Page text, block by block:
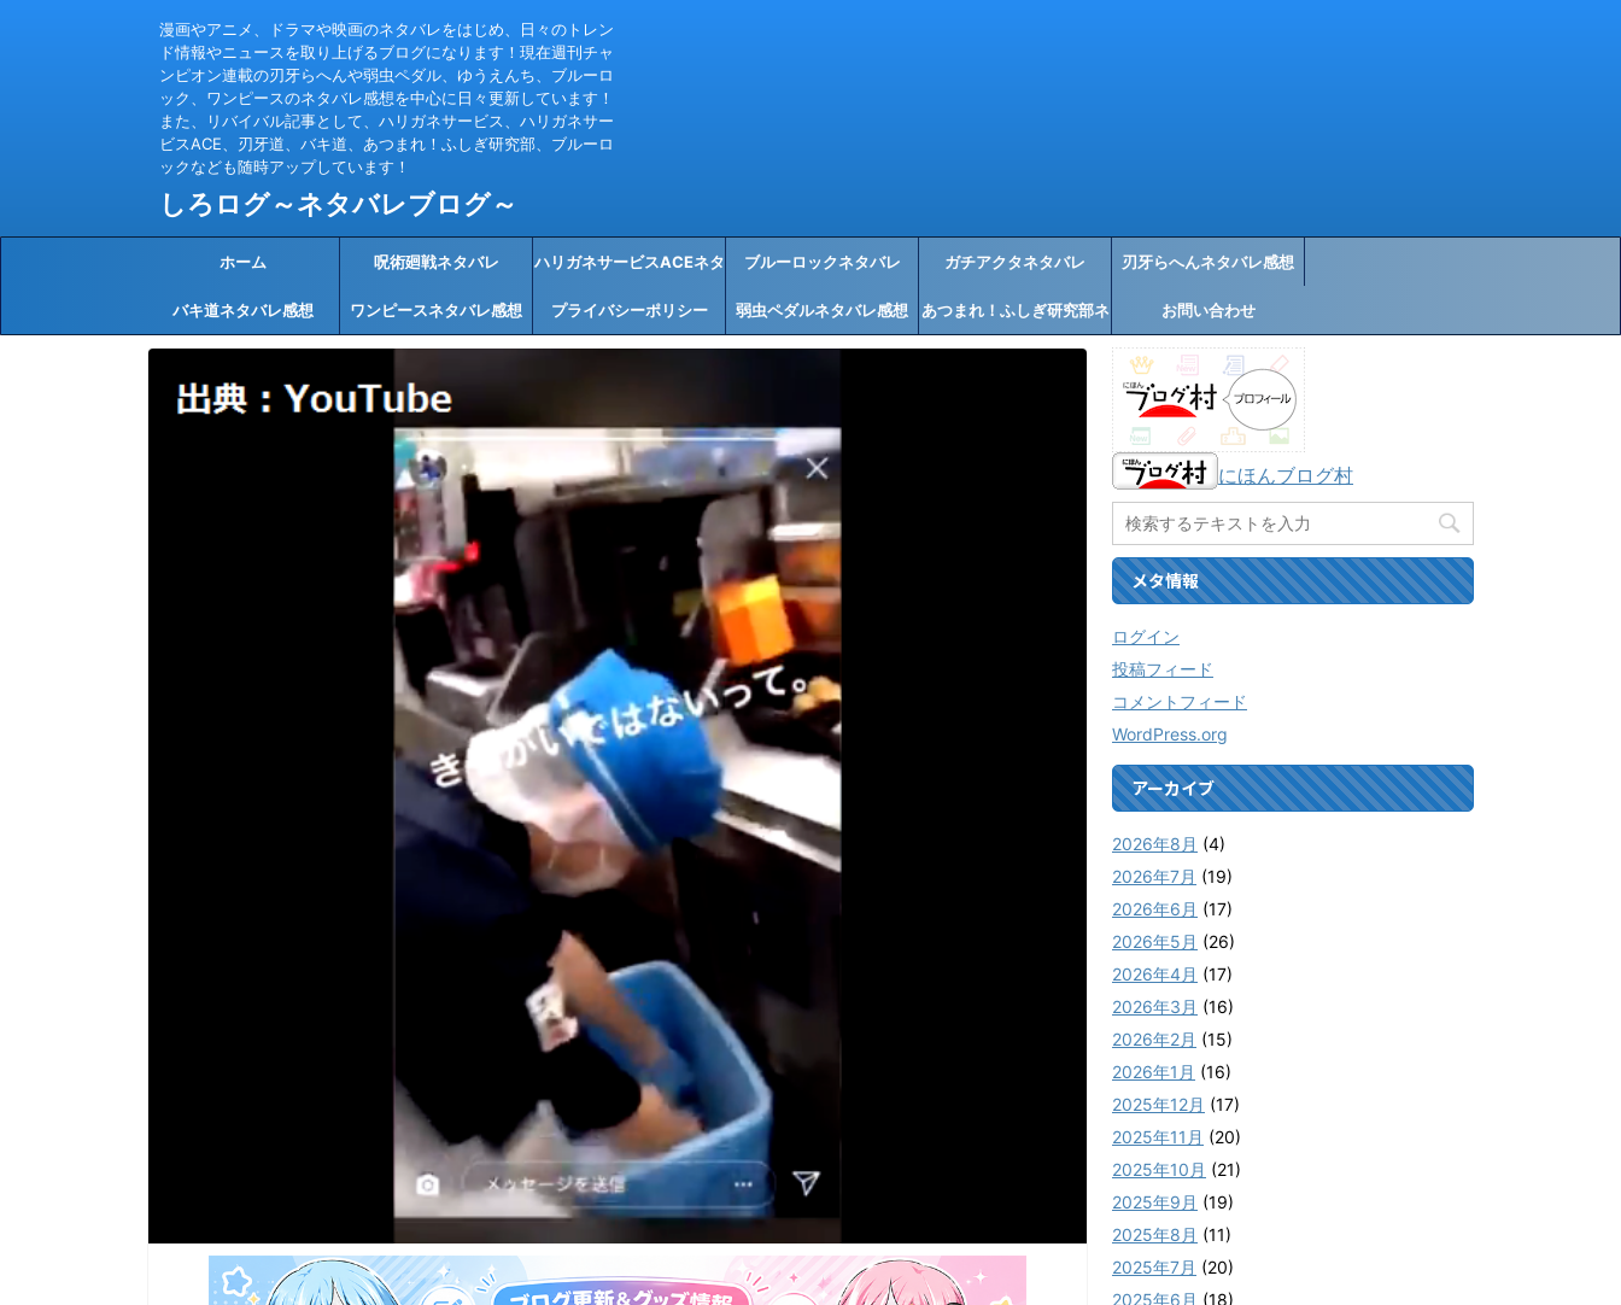
漫画やアニメ、ドラマや映画のネタバレをはじめ、日々のトレン
ド情報やニュースを取り上げるブログになります！現在週刊チャ
ンピオン連載の刃牙らへんや弱虫ペダル、ゆうえんち、ブルーロ
ック、ワンピースのネタバレ感想を中心に日々更新しています！
また、リバイバル記事として、ハリガネサービス、ハリガネサー
ビスACE、刃牙道、バキ道、あつまれ！ふしぎ研究部、ブルーロ
ックなども随時アップしています！
しろログ～ネタバレブログ～
ホーム 呪術廻戦ネタバレ ハリガネサービスACEネタ
バレ感想
ブルーロックネタバレ ガチアクタネタバレ 刃牙らへんネタバレ感想
バキ道ネタバレ感想 ワンピースネタバレ感想 プライバシーポリシー 弱虫ペダルネタバレ感想 あつまれ！ふしぎ研究部ネ お問い合わせ
にほんブログ村
メタ情報
ログイン
投稿フィード
コメントフィード
WordPress.org
アーカイブ
2026年8月 (4)
2026年7月 (19)
2026年6月 (17)
2026年5月 (26)
2026年4月 (17)
2026年3月 (16)
2026年2月 (15)
2026年1月 (16)
2025年12月 (17)
2025年11月 (20)
2025年10月 (21)
2025年9月 (19)
2025年8月 (11)
2025年7月 (20)
2025年6月 (18)